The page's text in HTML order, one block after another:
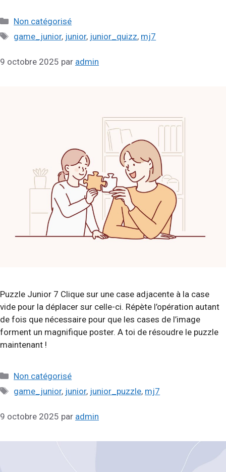
Catégories
Non catégorisé
Étiquettes
game_junior, junior, junior_quizz, mj7
9 octobre 2025 par admin
Puzzle Junior 7 Clique sur une case adjacente à la case
vide pour la déplacer sur celle-ci. Répète l’opération autant
de fois que nécessaire pour que les cases de l’image
forment un magnifique poster. A toi de résoudre le puzzle
maintenant !
Catégories
Non catégorisé
Étiquettes
game_junior, junior, junior_puzzle, mj7
9 octobre 2025 par admin